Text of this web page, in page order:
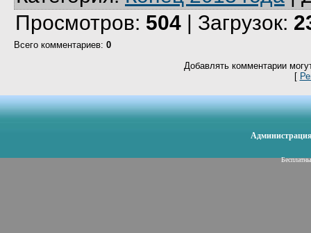
Просмотров: 504 | Загрузок:
Всего комментариев: 0
Добавлять комментарии
[